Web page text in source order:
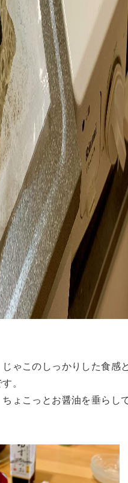
ゃこのしっかりした食感
。
ょこっとお醤油を垂らし